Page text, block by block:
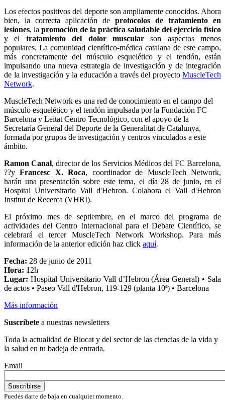
Los efectos positivos del deporte son ampliamente conocidos. Ahora
bien, la correcta aplicación de protocolos de tratamiento en
lesiones, la promoción de la práctica saludable del ejercicio físico
y el tratamiento del dolor muscularson aspectos menos
populares. La comunidad científico-médica catalana de este campo,
más concretamente del músculo esquelético y el tendón, están
impulsando una nueva estrategia de investigación y de integración
de la investigación y la educación a través del proyecto MuscleTech
Network.
MuscleTech Network es una red de conocimiento en el campo del
músculo esquelético y el tendón impulsada por la Fundación FC
Barcelona y Leitat Centro Tecnológico, con el apoyo de la
Secretaría General del Deporte de la Generalitat de Catalunya,
formada por grupos de investigación y centros vinculados a este
ámbito.
Ramon Canal, director de los Servicios Médicos del FC Barcelona,
??yFrancesc X. Roca, coordinador de MuscleTech Network,
harán una presentación sobre este tema, el día 28 de junio, en el
Hospital Universitario Vall d'Hebron. Colabora el Vall d'Hebron
Institut de Recerca (VHRI).
El próximo mes de septiembre, en el marco del programa de
actividades del Centro Internacional para el Debate Científico, se
celebrará el tercer MuscleTech Network Workshop. Para más
información de la anterior edición haz click aquí.
Fecha: 28 de junio de 2011
Hora: 12h
Lugar: Hospital Universitario Vall d’Hebron (Área General) • Sala
de actos • Paseo Vall d'Hebron, 119-129 (planta 10ª) • Barcelona
Más información
Suscríbete a nuestras newsletters
Toda la actualidad de Biocat y del sector de las ciencias de la vida y
la salud en tu badeja de entrada.
Email
Puedes darte de baja en cualquier momento.